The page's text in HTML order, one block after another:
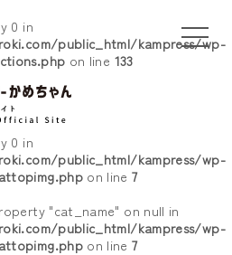
0 in
public_html/kampress/wp-
on line 133
0 in
public_html/kampress/wp-
on line7
"cat_name" on null in
public_html/kampress/wp-
on line7